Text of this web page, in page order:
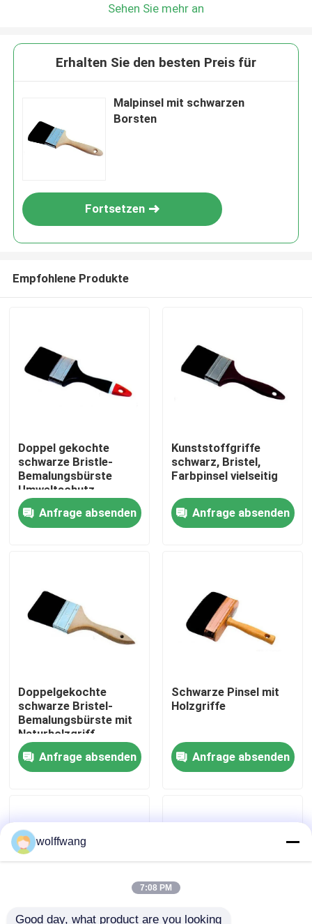
Startseite
Über uns
Qualitätskontrolle
Kontakt
Alle Fälle
Synthetische Filamentbürste
Sehen Sie mehr an
Erhalten Sie den besten Preis für
Malpinsel mit schwarzen
Borsten
Fortsetzen
Empfohlene Produkte
Doppel gekochte
schwarze Bristle-
Bemalungsbürste
Umweltschutz
Anfrage absenden
Kunststoffgriffe
schwarz, Bristel,
Farbpinsel vielseitig
Anfrage absenden
Doppelgekochte
schwarze Bristel-
Bemalungsbürste mit
Naturholzgriff
Anfrage absenden
Schwarze Pinsel mit
Holzgriffe
Anfrage absenden
wolffwang
7:08 PM
Good day, what product are you looking